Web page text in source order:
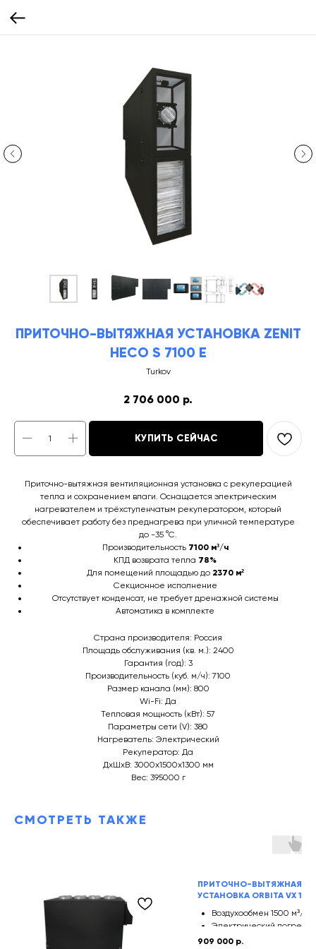
ПРИТОЧНО-ВЫТЯЖНАЯ УСТАНОВКА ZENIT
HECO S 7100 E
Turkov
2 706 000 р.
КУПИТЬ СЕЙЧАС
Приточно-вытяжная вентиляционная установка с рекуперацией
тепла и сохранением влаги. Оснащается электрическим
нагревателем и трёхступенчатым рекуператором, который
обеспечивает работу без преднагрева при уличной температуре
до -35 °C.
Производительность 7100 м³/ч
КПД возврата тепла 78%
Для помещений площадью до 2370 м²
Секционное исполнение
Отсутствует конденсат, не требует дренажной системы
Автоматика в комплекте
Страна производителя: Россия
Площадь обслуживания (кв. м.): 2400
Гарантия (год): 3
Производительность (куб. м/ч): 7100
Размер канала (мм): 800
Wi-Fi: Да
Тепловая мощность (кВт): 57
Параметры сети (V): 380
Нагреватель: Электрический
Рекуператор: Да
ДxШxВ: 3000x1500x1300 мм
Вес: 395000 г
СМОТРЕТЬ ТАКЖЕ
ПРИТОЧНО-ВЫТЯЖНАЯ
УСТАНОВКА ORBITA VX
Воздухообмен 1500 м³/ч
Электрический догрев
Роторный сорбционный
909 000 р.